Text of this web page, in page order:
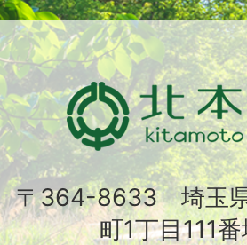
〒364-8633 埼玉
町1丁目111